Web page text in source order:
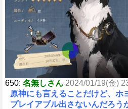
650: 名無しさん 2024/01/19(金)
原神にも言えることだけど、ホ
プレイアブル出さないんだろう